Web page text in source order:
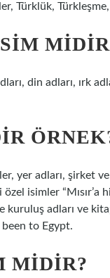
Türklük,
din adları, ırk
yer adları, şirket
isimler “Mısır’a
kuruluş adları ve
been to Egypt.
MIDIR?